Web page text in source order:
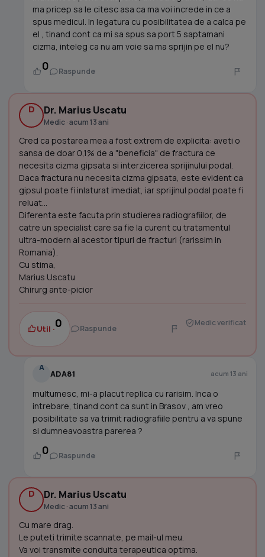
ma pricep sa le citesc asa ca ma voi increde in ce a
spus medicul. In legatura cu posibilitatea de a calca pe
el , tinand cont ca mi sa spus sa port 5 saptamani
cizma, inteleg ca nu am voie sa ma sprijin pe el nu?
0 Raspunde
D Dr. Marius Uscatu
Medic · acum 13 ani
Cred ca postarea mea a fost extrem de explicita: aveti o
sansa de doar 0,1% de a "beneficia" de fractura ce
necesita cizma gipsata si interzicerea sprijinului podal.
Daca fractura nu necesita cizma gipsata, este evident ca
gipsul poate fi inlaturat imediat, iar sprijinul podal poate fi
reluat...
Diferenta este facuta prin studierea radiografiilor, de
catre un specialist care sa fie la curent cu tratamentul
ultra-modern al acestor tipuri de fracturi (rarissim in
Romania).
Cu stima,
Marius Uscatu
Chirurg ante-picior
Util ·0 Raspunde
Medic verificat
A
ADA81 acum 13 ani
multumesc, mi-a placut replica cu rarisim. Inca o
intrebare, tinand cont ca sunt in Brasov , am vreo
posibilitate sa va trimit radiografiile pentru a va spune
si dumneavoastra parerea ?
0 Raspunde
D Dr. Marius Uscatu
Medic · acum 13 ani
Cu mare drag.
Le puteti trimite scannate, pe mail-ul meu.
Va voi transmite conduita terapeutica optima.